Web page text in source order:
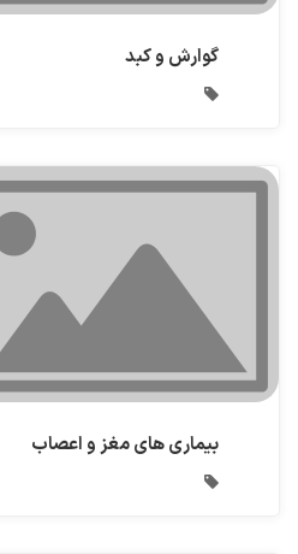
گوارش و کبد
بیماری های مغز و اعصاب